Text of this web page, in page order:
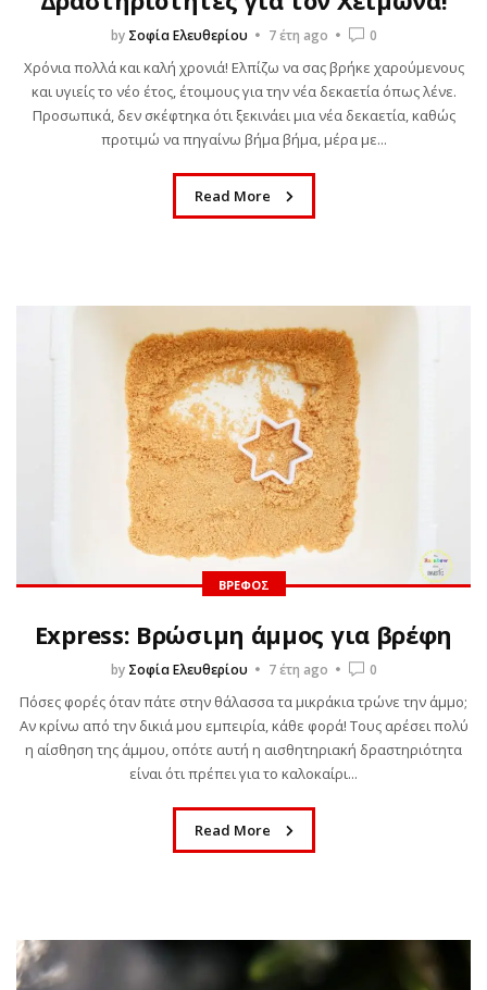
by Σοφία Ελευθερίου 7 έτη ago 0
Χρόνια πολλά και καλή χρονιά! Ελπίζω να σας βρήκε χαρούμενους
και υγιείς το νέο έτος, έτοιμους για την νέα δεκαετία όπως λένε.
Προσωπικά, δεν σκέφτηκα ότι ξεκινάει μια νέα δεκαετία, καθώς
προτιμώ να πηγαίνω βήμα βήμα, μέρα με...
Read More
ΒΡΈΦΟΣ
Express: Βρώσιμη άμμος για βρέφη
by Σοφία Ελευθερίου 7 έτη ago 0
Πόσες φορές όταν πάτε στην θάλασσα τα μικράκια τρώνε την άμμο;
Αν κρίνω από την δικιά μου εμπειρία, κάθε φορά! Τους αρέσει πολύ
η αίσθηση της άμμου, οπότε αυτή η αισθητηριακή δραστηριότητα
είναι ότι πρέπει για το καλοκαίρι...
Read More